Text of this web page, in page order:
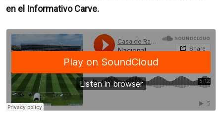
en el Informativo Carve.